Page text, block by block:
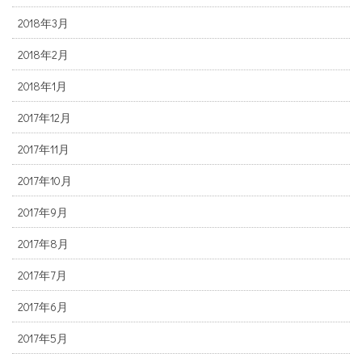
2018年3月
2018年2月
2018年1月
2017年12月
2017年11月
2017年10月
2017年9月
2017年8月
2017年7月
2017年6月
2017年5月